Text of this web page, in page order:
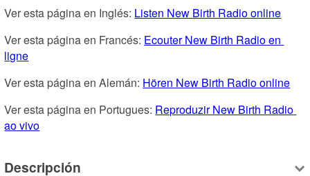
Ver esta página en Inglés: Listen New Birth Radio online
Ver esta página en Francés: Ecouter New Birth Radio en
ligne
Ver esta página en Alemán: Hören New Birth Radio online
Ver esta página en Portugues: Reproduzir New Birth Radio
ao vivo
Descripción